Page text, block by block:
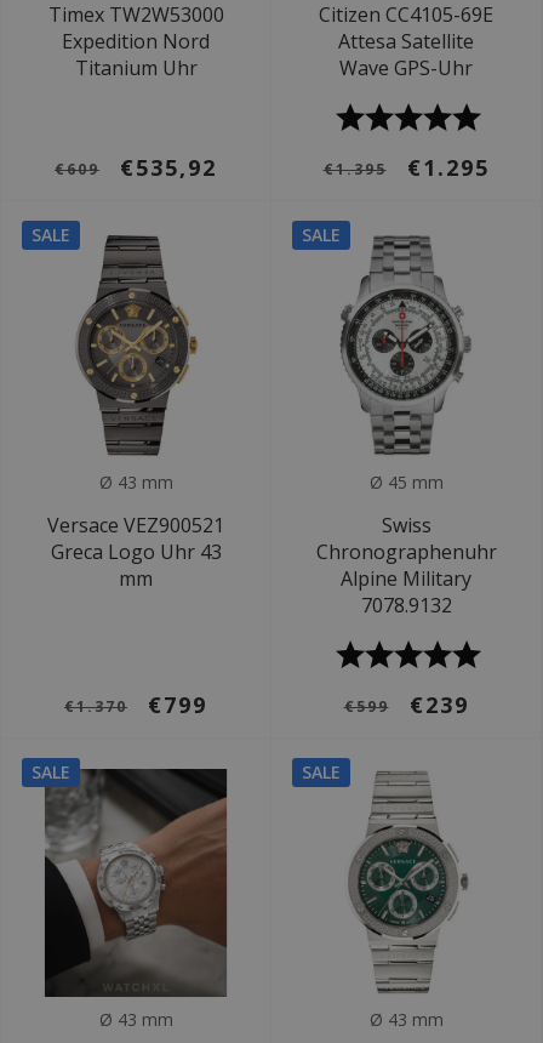
Timex TW2W53000
Expedition Nord
Titanium Uhr
€609 €535,92
Citizen CC4105-69E
Attesa Satellite
Wave GPS-Uhr
€1.395 €1.295
SALE
Ø 43 mm
Versace VEZ900521
Greca Logo Uhr 43
mm
€1.370 €799
SALE
Ø 45 mm
Swiss
Chronographenuhr
Alpine Military
7078.9132
€599 €239
SALE
Ø 43 mm
SALE
Ø 43 mm